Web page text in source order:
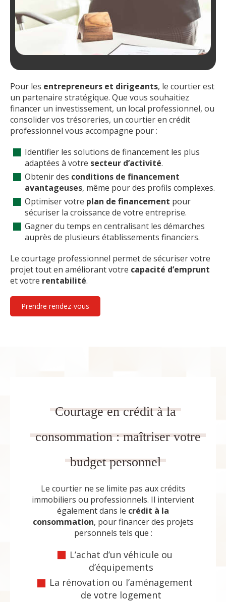
Pour les entrepreneurs et dirigeants, le courtier est
un partenaire stratégique. Que vous souhaitiez
financer un investissement, un local professionnel, ou
consolider vos trésoreries, un courtier en crédit
professionnel vous accompagne pour :
Identifier les solutions de financement les plus
adaptées à votre secteur d’activité.
Obtenir des conditions de financement
avantageuses, même pour des profils complexes.
Optimiser votre plan de financement pour
sécuriser la croissance de votre entreprise.
Gagner du temps en centralisant les démarches
auprès de plusieurs établissements financiers.
Le courtage professionnel permet de sécuriser votre
projet tout en améliorant votre capacité d’emprunt
et votre rentabilité.
Prendre rendez-vous
Courtage en crédit à la
consommation : maîtriser votre
budget personnel
Le courtier ne se limite pas aux crédits
immobiliers ou professionnels. Il intervient
également dans le crédit à la
consommation, pour financer des projets
personnels tels que :
L’achat d’un véhicule ou
d’équipements
La rénovation ou l’aménagement
de votre logement